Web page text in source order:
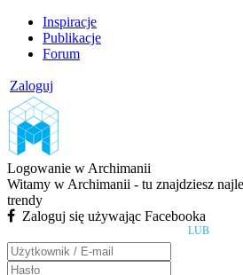
Inspiracje
Publikacje
Forum
Zaloguj
Logowanie w Archimanii
Witamy w Archimanii - tu znajdziesz
trendy
Zaloguj się używając Facebooka
LUB